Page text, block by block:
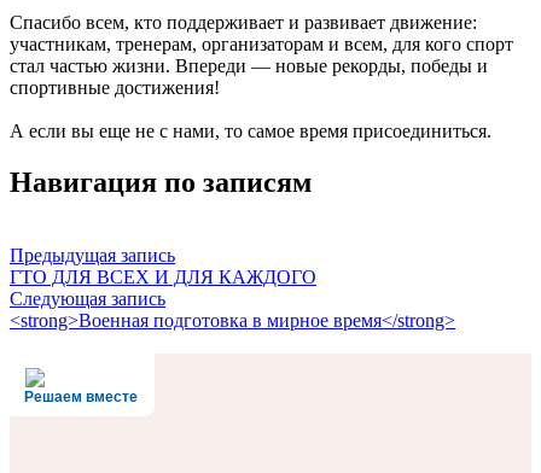
Спасибо всем, кто поддерживает и развивает движение:
участникам, тренерам, организаторам и всем, для кого спорт
стал частью жизни. Впереди — новые рекорды, победы и
спортивные достижения!
А если вы еще не с нами, то самое время присоединиться.
Навигация по записям
Предыдущая запись
ГТО ДЛЯ ВСЕХ И ДЛЯ КАЖДОГО
Следующая запись
<strong>Военная подготовка в мирное время</strong>
Решаем вместе